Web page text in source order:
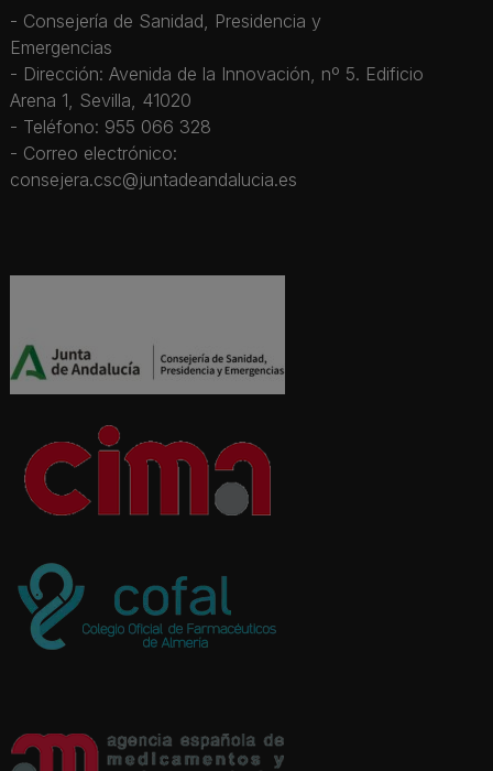
- Consejería de Sanidad, Presidencia y
Emergencias
- Dirección: Avenida de la Innovación, nº 5. Edificio
Arena 1, Sevilla, 41020
- Teléfono: 955 066 328
- Correo electrónico:
consejera.csc@juntadeandalucia.es